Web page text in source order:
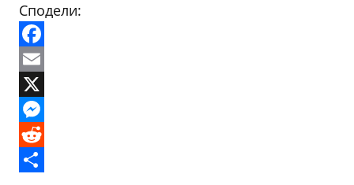
Сподели:
Facebook
Email
X
Messenger
Reddit